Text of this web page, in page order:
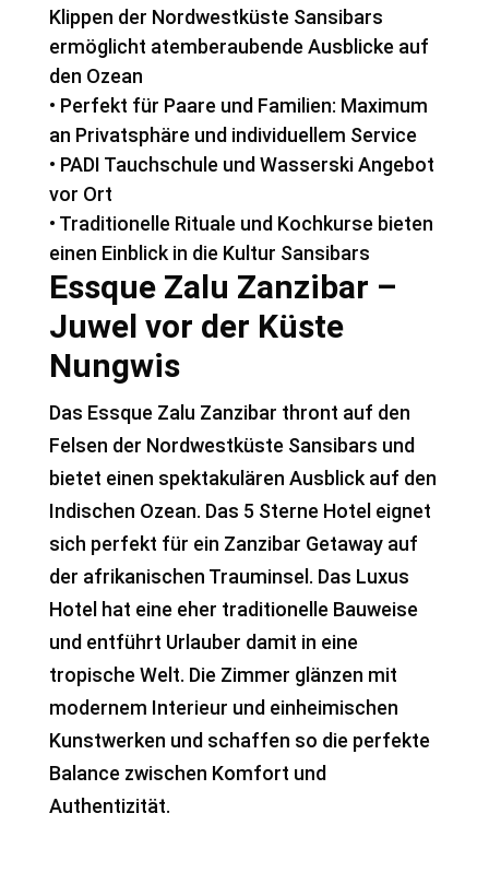
Klippen der Nordwestküste Sansibars
ermöglicht atemberaubende Ausblicke auf
den Ozean
• Perfekt für Paare und Familien: Maximum
an Privatsphäre und individuellem Service
• PADI Tauchschule und Wasserski Angebot
vor Ort
• Traditionelle Rituale und Kochkurse bieten
einen Einblick in die Kultur Sansibars
Essque Zalu Zanzibar –
Juwel vor der Küste
Nungwis
Das Essque Zalu Zanzibar thront auf den
Felsen der Nordwestküste Sansibars und
bietet einen spektakulären Ausblick auf den
Indischen Ozean. Das 5 Sterne Hotel eignet
sich perfekt für ein Zanzibar Getaway auf
der afrikanischen Trauminsel. Das Luxus
Hotel hat eine eher traditionelle Bauweise
und entführt Urlauber damit in eine
tropische Welt. Die Zimmer glänzen mit
modernem Interieur und einheimischen
Kunstwerken und schaffen so die perfekte
Balance zwischen Komfort und
Authentizität.